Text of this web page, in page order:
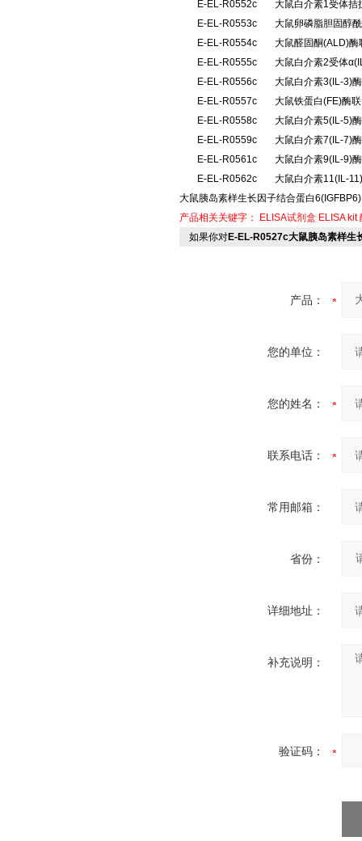
E-EL-R0552c
大鼠白介素1受体拮
E-EL-R0553c
大鼠卵磷脂胆固醇
E-EL-R0554c
大鼠醛固酮(ALD)
E-EL-R0555c
大鼠白介素2受体
E-EL-R0556c
大鼠白介素3(IL-3)
E-EL-R0557c
大鼠铁蛋白(FE)酶
E-EL-R0558c
大鼠白介素5(IL-5)
E-EL-R0559c
大鼠白介素7(IL-7)
E-EL-R0561c
大鼠白介素9(IL-9)
E-EL-R0562c
大鼠白介素11(IL-
大鼠胰岛素样生长因子结合蛋白
产品相关关键字：
ELISA试剂盒 ELISA kit
如果你对E-EL-R0527c大鼠胰岛素样生
产品：
您的单位：
您的姓名：
联系电话：
常用邮箱：
省份：
详细地址：
补充说明：
验证码：